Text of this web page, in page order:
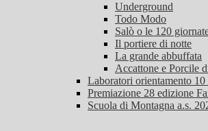
Underground
Todo Modo
Salò o le 120
Il portiere di notte
La grande abbuffata
Accattone e Porcile
Laboratori orientamento
Premiazione 28 edizione
Scuola di Montagna a.s.